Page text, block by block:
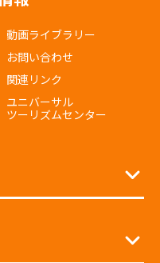
動画ライブラリー
お問い合わせ
関連リンク
ユニバーサル
ツーリズムセンター